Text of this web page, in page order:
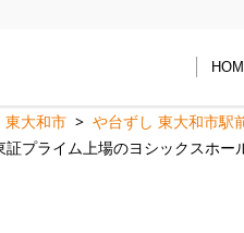
東大和市 や台ずし 東大和市駅
証プライム上場のヨシックスホ